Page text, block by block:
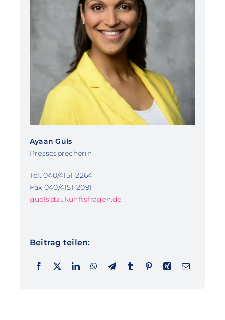
Ayaan Güls
Pressesprecherin
Tel. 040/4151-2264
Fax 040/4151-2091
guels@zukunftsfragen.de
Beitrag teilen: